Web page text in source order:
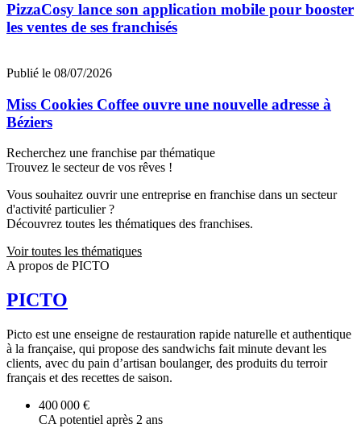
PizzaCosy lance son application mobile pour booster
les ventes de ses franchisés
Publié le 08/07/2026
Miss Cookies Coffee ouvre une nouvelle adresse à
Béziers
Recherchez une franchise par thématique
Trouvez le secteur de vos rêves !
Vous souhaitez ouvrir une entreprise en franchise dans un secteur
d'activité particulier ?
Découvrez toutes les thématiques des franchises.
Voir toutes les thématiques
A propos de PICTO
PICTO
Picto est une enseigne de restauration rapide naturelle et authentique
à la française, qui propose des sandwichs fait minute devant les
clients, avec du pain d’artisan boulanger, des produits du terroir
français et des recettes de saison.
400 000 €
CA potentiel après 2 ans